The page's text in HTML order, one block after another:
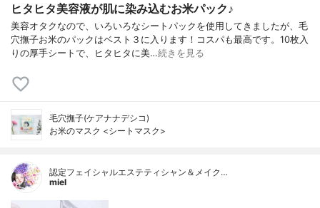
ヒタヒタ美容液が肌に染み込むお米パック♪
美容オタクなので、いろいろなシートパックを使用してきましたが、毛
穴撫子お米のパックはベスト３に入ります！コスパも最高です。10枚入
りの厚手シートで、ヒタヒタに美…続きを見る
毛穴撫子(ケアナナデシコ)
お米のマスク <シートマスク>
認定フェイシャルエステティシャン＆メイク…
miel